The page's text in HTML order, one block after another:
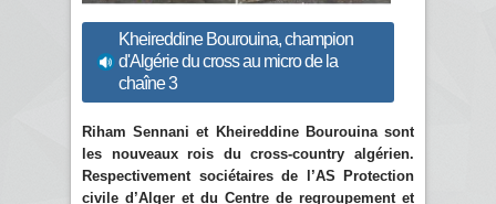
Kheireddine Bourouina, champion
d'Algérie du cross au micro de la
chaîne 3
Riham Sennani et Kheireddine Bourouina sont
les nouveaux rois du cross-country algérien.
Respectivement sociétaires de l’AS Protection
civile d’Alger et du Centre de regroupement et